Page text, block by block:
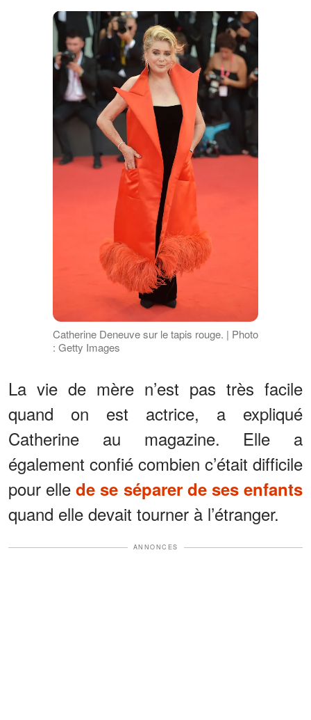
Catherine Deneuve sur le tapis rouge. | Photo
: Getty Images
La vie de mère n’est pas très facile
quand on est actrice, a expliqué
Catherine au magazine. Elle a
également confié combien c’était difficile
pour ellede se séparer de ses enfants
quand elle devait tourner à l’étranger.
ANNONCES